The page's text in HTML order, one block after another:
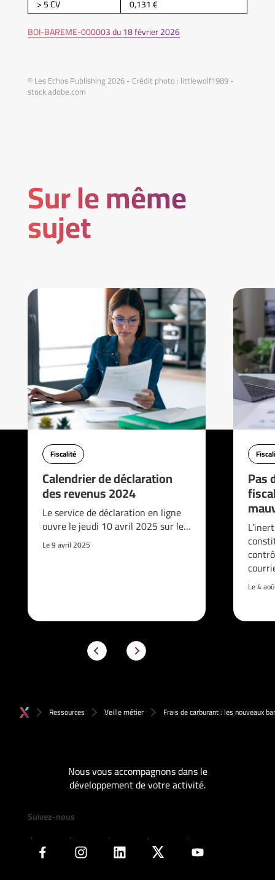
> 5 CV
0,131 €
BOI-BAREME-000003 du 18 février 2026
© Les Echos Publishing 2026 - Crédit photo : littlewolf1989 -
stock.adobe.com
Sur le même
sujet
Fiscalité
Calendrier de déclaration
des revenus 2024
Le service de déclaration en ligne
ouvre le jeudi 10 avril 2025 sur le…
Le 9 avril 2025
Pas
Le 4
Ressources Veille métier Frais de carburant : les nouveaux
Nous vous accompagnons dans le
développement de votre activité.
Suivez-nous